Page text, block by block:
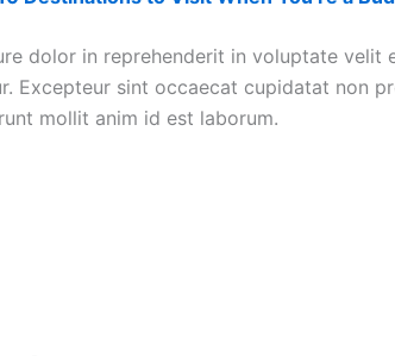
dolor in reprehenderit in voluptate velit
Excepteur sint occaecat cupidatat non
mollit anim id est laborum.